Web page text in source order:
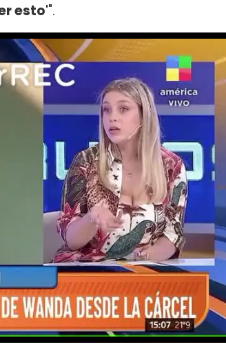
esto'".